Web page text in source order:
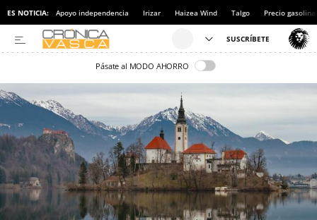
ES NOTICIA: Apoyo independencia Irizar Haizea Wind Talgo Precio gasolina
Pásate al MODO AHORRO